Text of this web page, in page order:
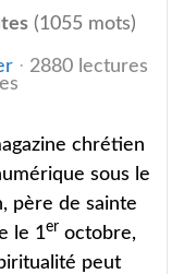
(1055 mots)
2880 lectures
chrétien
sous le
père de sainte
le 1er octobre,
peut